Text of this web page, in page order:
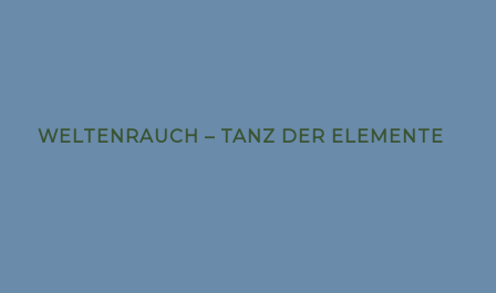
WELTENRAUCH – TANZ DER ELEMENTE